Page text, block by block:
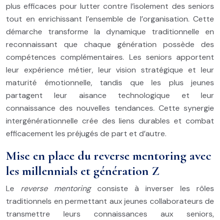
plus efficaces pour lutter contre l’isolement des seniors
tout en enrichissant l’ensemble de l’organisation. Cette
démarche transforme la dynamique traditionnelle en
reconnaissant que chaque génération possède des
compétences complémentaires. Les seniors apportent
leur expérience métier, leur vision stratégique et leur
maturité émotionnelle, tandis que les plus jeunes
partagent leur aisance technologique et leur
connaissance des nouvelles tendances. Cette synergie
intergénérationnelle crée des liens durables et combat
efficacement les préjugés de part et d’autre.
Mise en place du reverse mentoring avec
les millennials et génération Z
Le reverse mentoring consiste à inverser les rôles
traditionnels en permettant aux jeunes collaborateurs de
transmettre leurs connaissances aux seniors,